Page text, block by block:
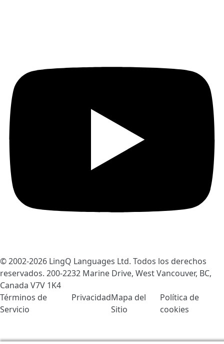
© 2002-2026 LingQ Languages Ltd. Todos los derechos
reservados. 200-2232 Marine Drive, West Vancouver, BC,
Canada V7V 1K4
Términos de
Servicio
PrivacidadMapa del
Sitio
Política de
cookies